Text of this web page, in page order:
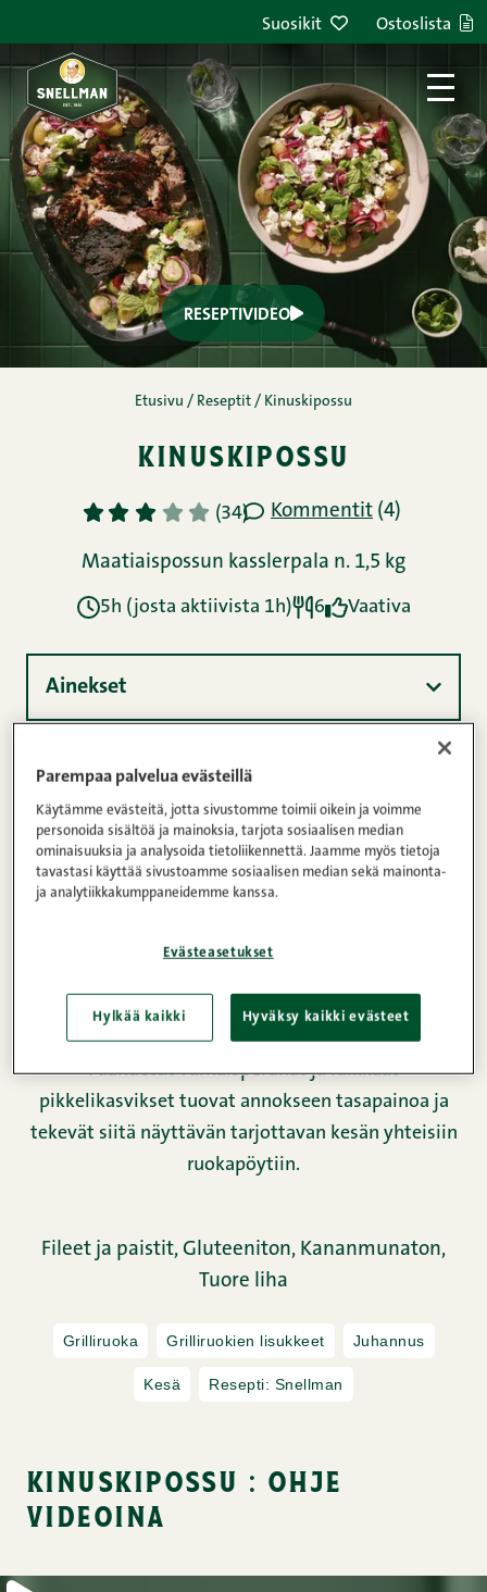
Suosikit Ostoslista
RESEPTIVIDEO
Etusivu / Reseptit / Kinuskipossu
kinuskipossu
1 2 3 4 5 (34) Kommentit (4)
Maatiaispossun kasslerpala n. 1,5 kg
5h (josta aktiivista 1h) 6 Vaativa
Ainekset
Ohje
Ravintosisältö
Kinuskipossu on grilliherkku, jossa maltti
kypsyy epäsuoralla lämmöllä pitkään mureaksi ja
saa pintaansa makean kinuskikuorrutuksen.
Paahdetut varhaisperunat ja raikkaat
pikkelikasvikset tuovat annokseen tasapainoa ja
tekevät siitä näyttävän tarjottavan kesän yhteisiin
ruokapöytiin.
Fileet ja paistit, Gluteeniton, Kananmunaton,
Tuore liha
Grilliruoka Grilliruokien lisukkeet Juhannus
Kesä Resepti: Snellman
kinuskipossu : ohje
videoina
Parempaa palvelua evästeillä
Käytämme evästeitä, jotta sivustomme toimii oikein ja voimme
personoida sisältöä ja mainoksia, tarjota sosiaalisen median
ominaisuuksia ja analysoida tietoliikennettä. Jaamme myös tietoja
tavastasi käyttää sivustoamme sosiaalisen median sekä mainonta-
ja analytiikkakumppaneidemme kanssa.
Evästeasetukset
Hylkää kaikki Hyväksy kaikki evästeet